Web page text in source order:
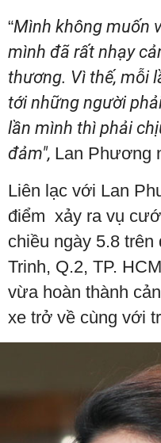
“Mình không muốn
mình đã rất nhạy
thương. Vì thế, mỗi
tới những người
lần mình thì phải
đảm", Lan Phương
Liên lạc với Lan
điểm xảy ra vụ
chiều ngày 5.8
Trinh, Q.2, TP.
vừa hoàn thành
xe trở về cùng với